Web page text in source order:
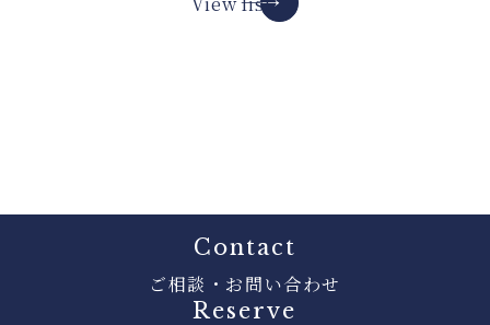
Contact
ご相談・お問い合わせ
Reserve